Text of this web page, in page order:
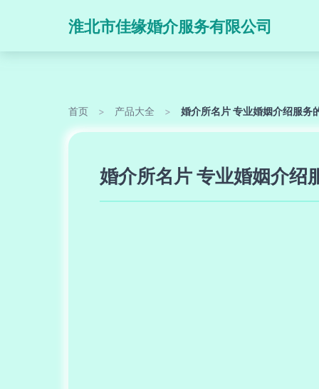
淮北市佳缘婚介服务有限公司
首页 > 产品大全 > 婚介所名片 专业婚姻介绍服务
婚介所名片 专业婚姻介绍